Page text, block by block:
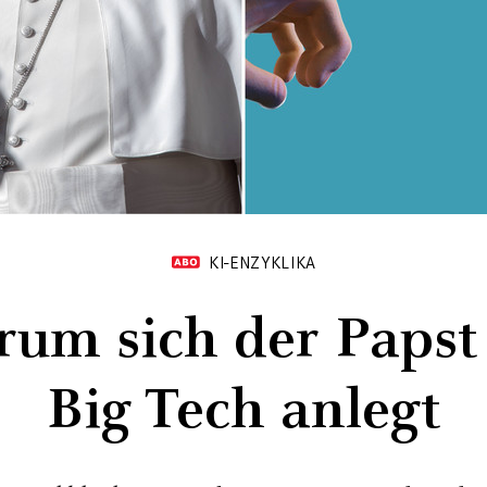
KI-ENZYKLIKA
sich der
Big Tech anlegt